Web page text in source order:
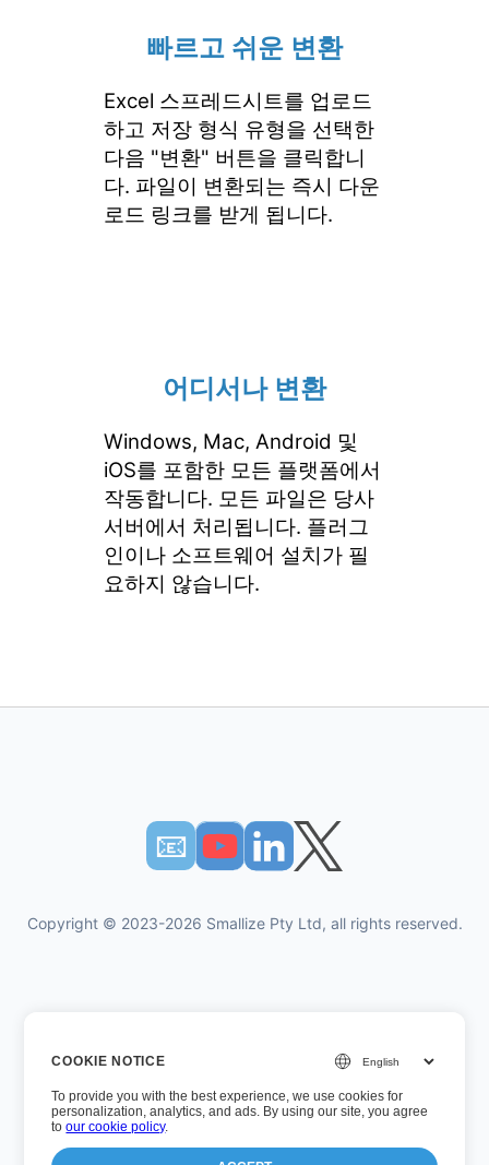
빠르고 쉬운 변환
Excel 스프레드시트를 업로드
하고 저장 형식 유형을 선택한
다음 "변환" 버튼을 클릭합니
다. 파일이 변환되는 즉시 다운
로드 링크를 받게 됩니다.
어디서나 변환
Windows, Mac, Android 및
iOS를 포함한 모든 플랫폼에서
작동합니다. 모든 파일은 당사
서버에서 처리됩니다. 플러그
인이나 소프트웨어 설치가 필
요하지 않습니다.
📧︎
Copyright © 2023-2026 Smallize Pty Ltd, all rights reserved.
개인 정보 정책
경영진 액세스
COOKIE NOTICE
To provide you with the best experience, we use cookies for
personalization, analytics, and ads. By using our site, you agree
toour cookie policy.